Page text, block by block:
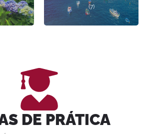
(7)
DE PRÁTICA